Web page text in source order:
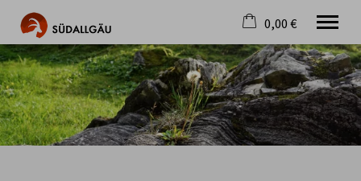
Die schönste Seite im Allgäu
Aktuell
Destination
Gastgeber
0,00 €
×
Warenkorb ist leer